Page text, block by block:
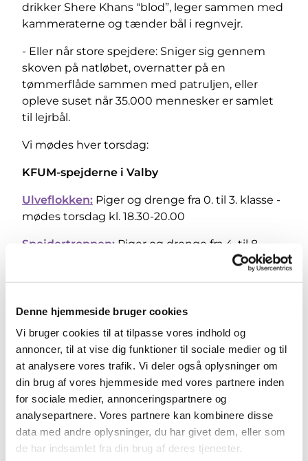
Denne hjemmeside bruger cookies
Vi bruger cookies til at tilpasse vores indhold og
annoncer, til at vise dig funktioner til sociale medier og til
at analysere vores trafik. Vi deler også oplysninger om
din brug af vores hjemmeside med vores partnere inden
for sociale medier, annonceringspartnere og
analysepartnere. Vores partnere kan kombinere disse
data med andre oplysninger, du har givet dem, eller som
de har indsamlet fra din brug af deres tjenester.
drikker Shere Khans "blod”, leger sammen med
kammeraterne og tænder bål i regnvejr.
- Eller når store spejdere: Sniger sig gennem
skoven på natløbet, overnatter på en
tømmerflåde sammen med patruljen, eller
opleve suset når 35.000 mennesker er samlet
til lejrbål.
Vi mødes hver torsdag:
KFUM-spejderne i Valby
Ulveflokken: Piger og drenge fra 0. til 3. klasse -
mødes torsdag kl. 18.30-20.00
Spejdertroppen: Piger og drenge fra 4. til 8.
10, 2500 Valby. I kælderen, indgang mod
Frugthaven.
Kontakt:Send en mail til:
kfum.vigerslevgruppe@gmail.com.
Har du lyst til at gå til spejder - så læs her